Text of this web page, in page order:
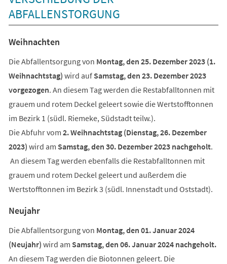
ABFALLENSTORGUNG
Weihnachten
Die Abfallentsorgung von Montag, den 25. Dezember 2023 (1.
Weihnachtstag) wird auf Samstag, den 23. Dezember 2023
vorgezogen. An diesem Tag werden die Restabfalltonnen mit
grauem und rotem Deckel geleert sowie die Wertstofftonnen
im Bezirk 1 (südl. Riemeke, Südstadt teilw.).
Die Abfuhr vom 2. Weihnachtstag (Dienstag, 26. Dezember
2023) wird am Samstag, den 30. Dezember 2023 nachgeholt.
An diesem Tag werden ebenfalls die Restabfalltonnen mit
grauem und rotem Deckel geleert und außerdem die
Wertstofftonnen im Bezirk 3 (südl. Innenstadt und Oststadt).
Neujahr
Die Abfallentsorgung von Montag, den 01. Januar 2024
(Neujahr) wird am Samstag, den 06. Januar 2024 nachgeholt.
An diesem Tag werden die Biotonnen geleert. Die